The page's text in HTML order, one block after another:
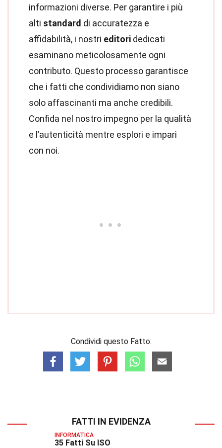
informazioni diverse. Per garantire i più
alti standard di accuratezza e
affidabilità, i nostri editori dedicati
esaminano meticolosamente ogni
contributo. Questo processo garantisce
che i fatti che condividiamo non siano
solo affascinanti ma anche credibili.
Confida nel nostro impegno per la qualità
e l’autenticità mentre esplori e impari
con noi.
Condividi questo Fatto:
FATTI IN EVIDENZA
INFORMATICA
35 Fatti Su ISO